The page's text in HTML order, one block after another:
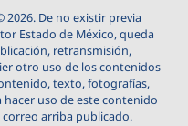
2026. De no existir previa
Estado de México, queda
retransmisión,
otro uso de los contenidos
texto, fotografías,
hacer uso de este contenido
arriba publicado.